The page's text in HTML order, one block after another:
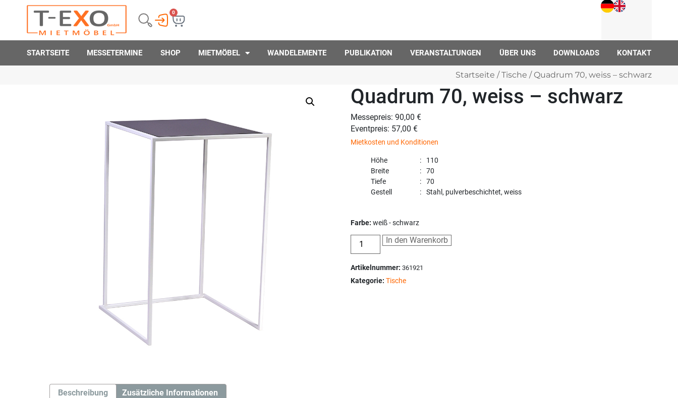
0
STARTSEITE MESSETERMINE SHOP MIETMÖBEL WANDELEMENTE PUBLIKATION VERANSTALTUNGEN ÜBER UNS DOWNLOADS KONTAKT
Startseite /Tische / Quadrum 70, weiss – schwarz
Quadrum 70, weiss – schwarz
Messepreis: 90,00 €
Eventpreis: 57,00 €
Mietkosten und Konditionen
Höhe
110
Breite
70
Tiefe
70
Gestell
Stahl, pulverbeschichtet, weiss
Farbe:weiß - schwarz
In den Warenkorb
Artikelnummer:361921
Kategorie:Tische
Beschreibung Zusätzliche Informationen